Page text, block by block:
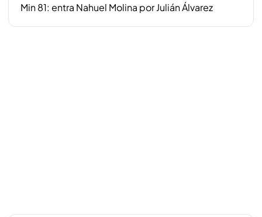
Min 81: entra Nahuel Molina por Julián Álvarez